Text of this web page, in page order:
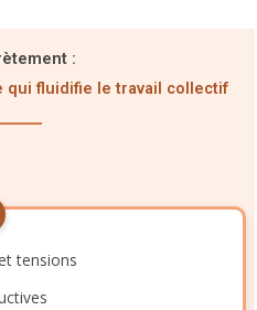
:
qui fluidifie le travail collectif
tensions